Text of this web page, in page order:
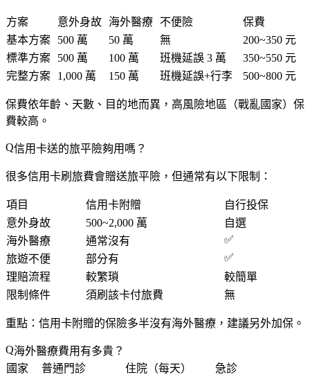
方案 意外身故 海外醫療 不便險
保費
基本方案
500 萬 50 萬 無
200~350 元
標準方案
500 萬 100 萬 班機延誤 3 萬
350~550 元
完整方案
1,000 萬 150 萬 班機延誤+行李 500~800 元
保費依年齡、天數、目的地而異，高風險地區（戰亂國家）保
費較高。
信用卡送的旅平險夠用嗎？
很多信用卡刷旅費會贈送旅平險，但通常有以下限制：
項目 信用卡附贈
自行投保
意外身故
500~2,000 萬
自選
海外醫療
通常沒有
✅
旅遊不便
部分有
✅
理賠流程
較繁瑣
較簡單
限制條件
須刷該卡付旅費 無
重點 ：信用卡附贈的保險多半沒有海外醫療 ，建議另外加保。
海外醫療費用有多貴？
國家
普通門診 住院（每天）
急診